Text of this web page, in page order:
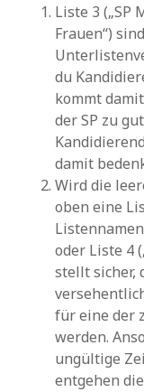
Liste 3 („SP
Frauen“)
du
kommt
der SP zu
damit
Wird die
oben eine
oder Liste 4
stellt sicher,
für eine der
werden.
ungültige
entgehen